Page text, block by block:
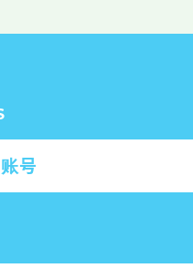
号